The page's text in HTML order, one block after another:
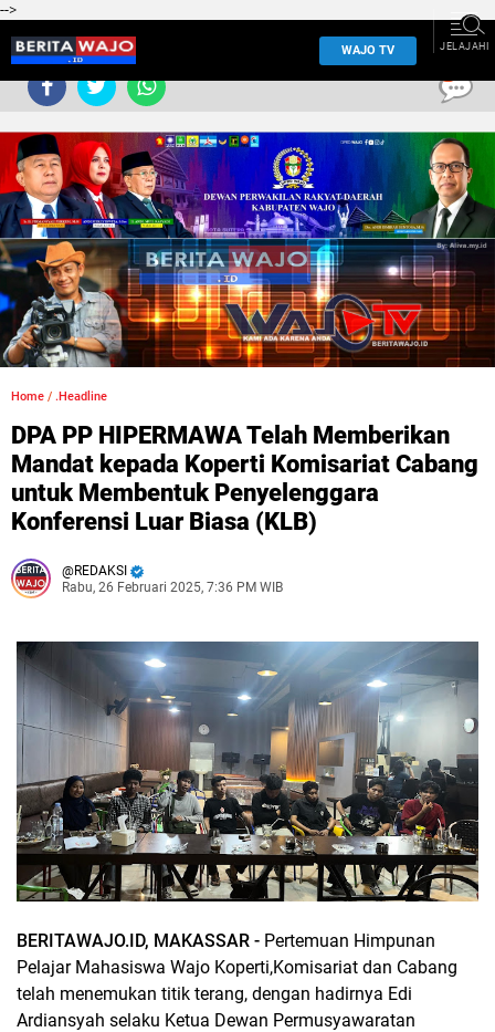
-->
WAJO TV JELAJAHI
Home / .Headline
DPA PP HIPERMAWA Telah Memberikan
Mandat kepada Koperti Komisariat Cabang
untuk Membentuk Penyelenggara
Konferensi Luar Biasa (KLB)
REDAKSI
Rabu, 26 Februari 2025, 7:36 PM WIB
BERITAWAJO.ID, MAKASSAR - Pertemuan Himpunan
Pelajar Mahasiswa Wajo Koperti,Komisariat dan Cabang
telah menemukan titik terang, dengan hadirnya Edi
Ardiansyah selaku Ketua Dewan Permusyawaratan